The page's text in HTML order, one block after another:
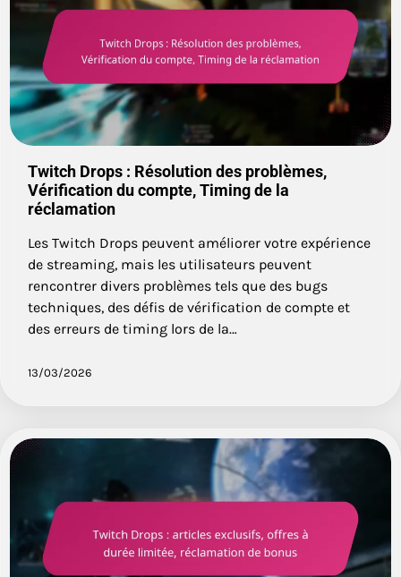
Twitch Drops : Résolution des problèmes,
Vérification du compte, Timing de la
réclamation
Les Twitch Drops peuvent améliorer votre expérience
de streaming, mais les utilisateurs peuvent
rencontrer divers problèmes tels que des bugs
techniques, des défis de vérification de compte et
des erreurs de timing lors de la…
13/03/2026